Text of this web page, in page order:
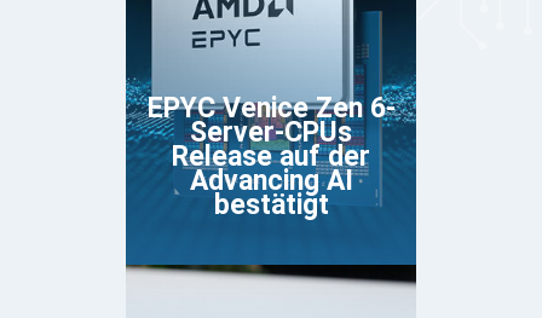
EPYC Venice Zen 6-
Server-CPUs
Release auf der
Advancing AI
bestätigt